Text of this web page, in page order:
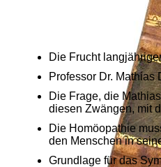
Die Frucht
Professor Dr.
Die Frage, die
diesen Zwängen, mit
Die Homöopathie
den Menschen in
Grundlage für das